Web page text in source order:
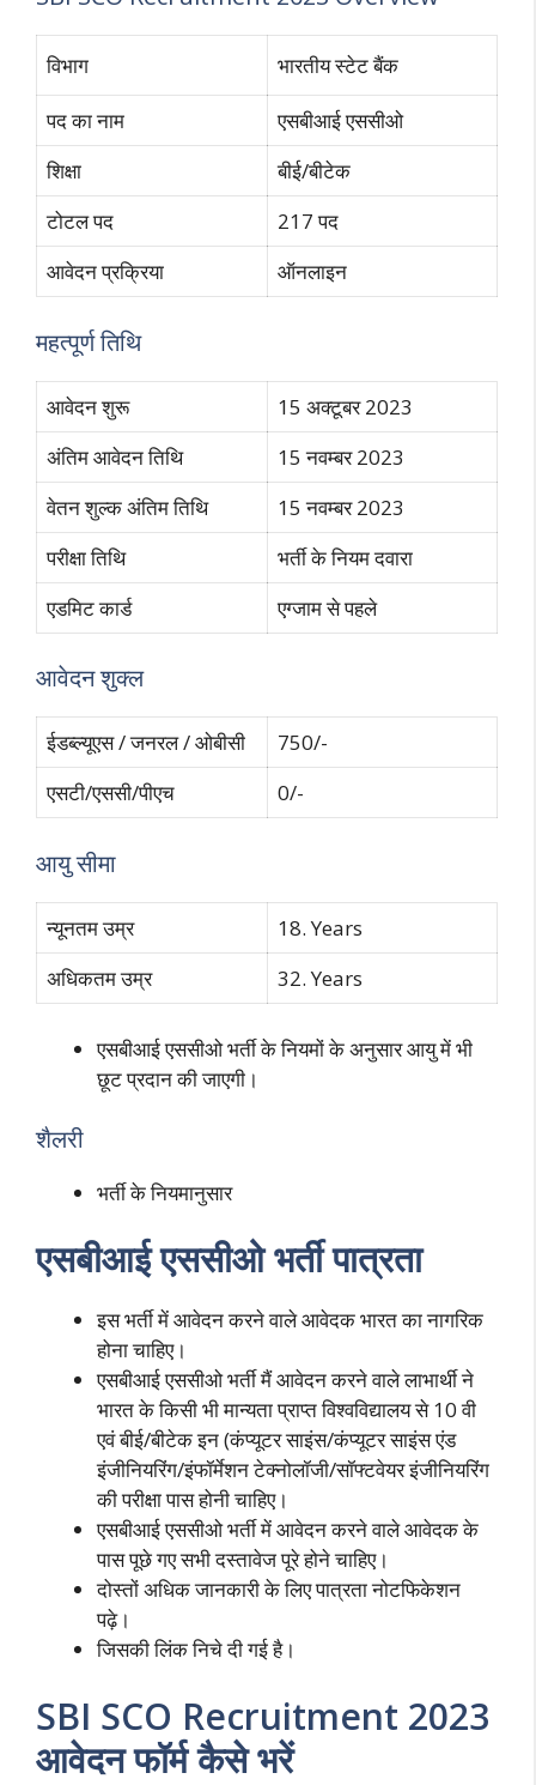
विभाग
भारतीय स्टेट बैंक
पद का नाम
एसबीआई एससीओ
शिक्षा
बीई/बीटेक
टोटल पद
217 पद
आवेदन प्रक्रिया
ऑनलाइन
महत्पूर्ण तिथि
आवेदन शुरू
15 अक्टूबर 2023
अंतिम आवेदन तिथि
15 नवम्बर 2023
वेतन शुल्क अंतिम तिथि
15 नवम्बर 2023
परीक्षा तिथि
भर्ती के नियम दवारा
एडमिट कार्ड
एग्जाम से पहले
आवेदन शुक्ल
ईडब्ल्यूएस / जनरल / ओबीसी
750/-
एसटी/एससी/पीएच
0/-
आयु सीमा
न्यूनतम उम्र
18. Years
अधिकतम उम्र
32. Years
एसबीआई एससीओ भर्ती के नियमों के अनुसार आयु में भी
छूट प्रदान की जाएगी।
शैलरी
भर्ती के नियमानुसार
एसबीआई एससीओ भर्ती पात्रता
इस भर्ती में आवेदन करने वाले आवेदक भारत का नागरिक
होना चाहिए।
एसबीआई एससीओ भर्ती मैं आवेदन करने वाले लाभार्थी ने
भारत के किसी भी मान्यता प्राप्त विश्वविद्यालय से 10 वी
एवं बीई/बीटेक इन (कंप्यूटर साइंस/कंप्यूटर साइंस एंड
इंजीनियरिंग/इंफॉर्मेशन टेक्नोलॉजी/सॉफ्टवेयर इंजीनियरिंग
की परीक्षा पास होनी चाहिए।
एसबीआई एससीओ भर्ती में आवेदन करने वाले आवेदक के
पास पूछे गए सभी दस्तावेज पूरे होने चाहिए।
दोस्तों अधिक जानकारी के लिए पात्रता नोटफिकेशन
पढ़े।
जिसकी लिंक निचे दी गई है।
SBI SCO Recruitment 2023
आवेदन फॉर्म कैसे भरें